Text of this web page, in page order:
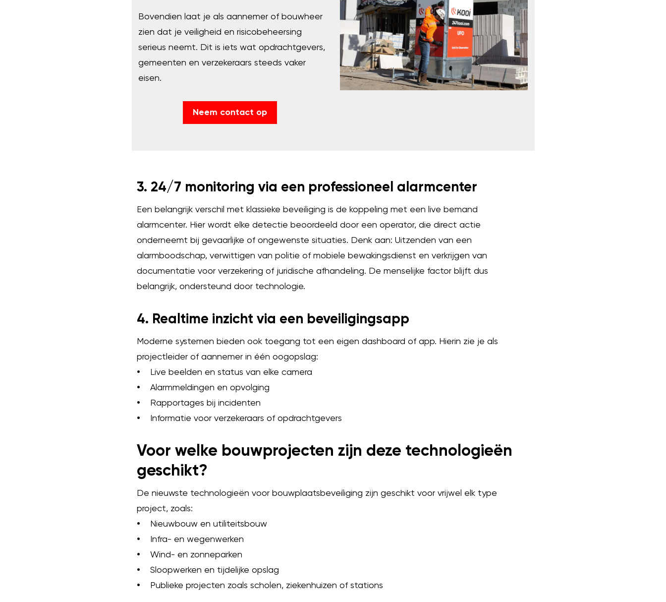
Bovendien laat je als aannemer of bouwheer
zien dat je veiligheid en risicobeheersing
serieus neemt. Dit is iets wat opdrachtgevers,
gemeenten en verzekeraars steeds vaker
eisen.
Neem contact op
3. 24/7 monitoring via een professioneel alarmcenter
Een belangrijk verschil met klassieke beveiliging is de koppeling met een live bemand
alarmcenter. Hier wordt elke detectie beoordeeld door een operator, die direct actie
onderneemt bij gevaarlijke of ongewenste situaties. Denk aan: Uitzenden van een
alarmboodschap, verwittigen van politie of mobiele bewakingsdienst en verkrijgen van
documentatie voor verzekering of juridische afhandeling. De menselijke factor blijft dus
belangrijk, ondersteund door technologie.
4. Realtime inzicht via een beveiligingsapp
Moderne systemen bieden ook toegang tot een eigen dashboard of app. Hierin zie je als
projectleider of aannemer in één oogopslag:
•
Live beelden en status van elke camera
• Alarmmeldingen en opvolging
• Rapportages bij incidenten
• Informatie voor verzekeraars of opdrachtgevers
Voor welke bouwprojecten zijn deze technologieën
geschikt?
De nieuwste technologieën voor bouwplaatsbeveiliging zijn geschikt voor vrijwel elk type
project, zoals:
• Nieuwbouw en utiliteitsbouw
• Infra- en wegenwerken
• Wind- en zonneparken
• Sloopwerken en tijdelijke opslag
• Publieke projecten zoals scholen, ziekenhuizen of stations